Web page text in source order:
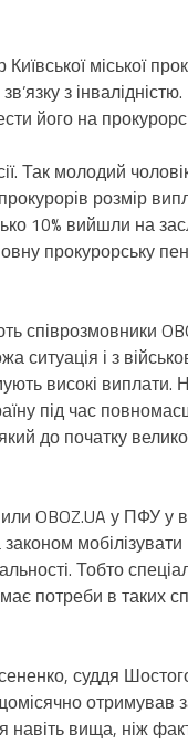
міської
з
його на
Так молодий
розмір
10% вийшли на
прокурорську
співрозмовники
ситуація і з
високі виплати.
під час
до початку
OBOZ.UA у ПФУ у
Тобто
потреби в таких
суддя
отримував
навіть вища, ніж